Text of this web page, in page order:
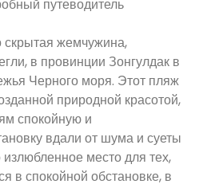
путеводитель
жемчужина,
в провинции Зонгулдак в
Черного моря. Этот пляж
природной красотой,
спокойную и
вдали от шума и суеты
место для тех,
в спокойной обстановке, в